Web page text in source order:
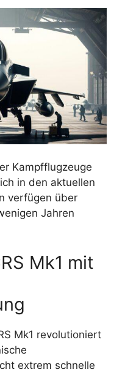
Kampfflugzeuge
in den aktuellen
verfügen über
Jahren
Mk1 mit
Mk1 revolutioniert
extrem schnelle